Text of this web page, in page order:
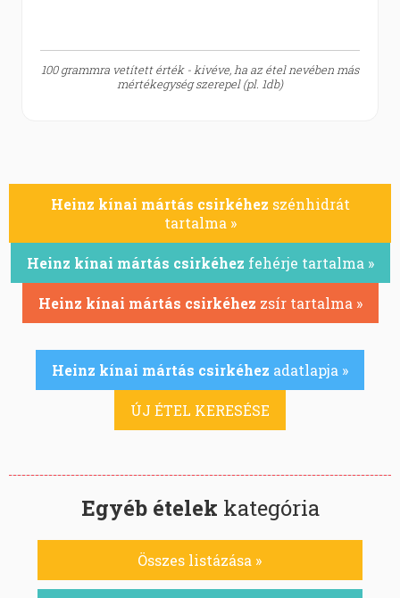
100 grammra vetített érték - kivéve, ha az étel nevében más
mértékegység szerepel (pl. 1db)
Heinz kínai mártás csirkéhez szénhidrát
tartalma »
Heinz kínai mártás csirkéhez fehérje tartalma »
Heinz kínai mártás csirkéhez zsír tartalma »
Heinz kínai mártás csirkéhez adatlapja »
ÚJ ÉTEL KERESÉSE
Egyéb ételek kategória
Összes listázása »